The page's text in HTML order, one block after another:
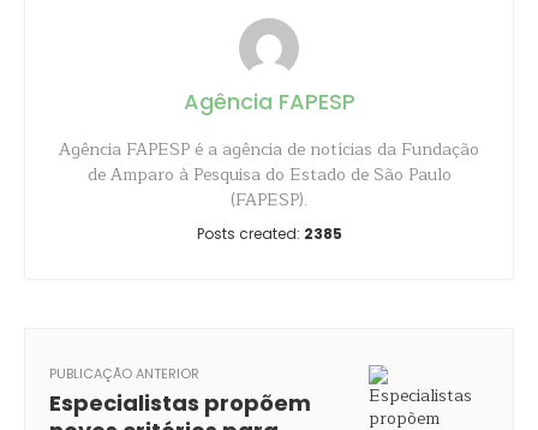
Agência FAPESP
Agência FAPESP é a agência de notícias da Fundação
de Amparo à Pesquisa do Estado de São Paulo
(FAPESP).
Posts created: 2385
PUBLICAÇÃO ANTERIOR
Especialistas propõem